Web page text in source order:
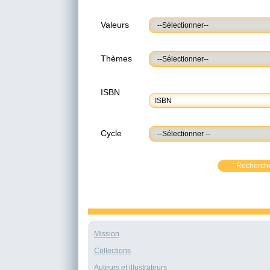
Valeurs
Thèmes
ISBN
Cycle
Mission
Collections
Auteurs et illustrateurs